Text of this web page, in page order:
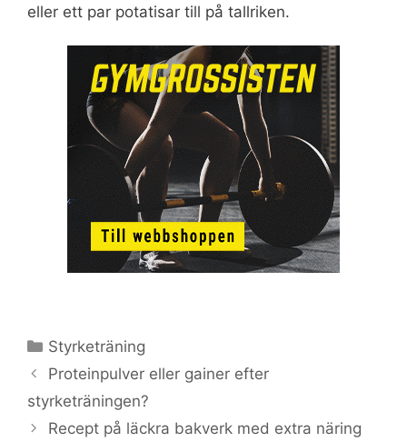
eller ett par potatisar till på tallriken.
Kategorier
Styrketräning
Proteinpulver eller gainer efter
styrketräningen?
Recept på läckra bakverk med extra näring